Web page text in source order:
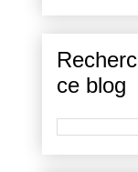
ce blog